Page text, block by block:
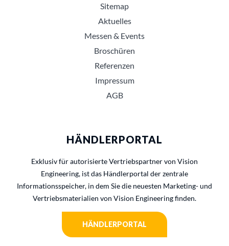
Sitemap
Aktuelles
Messen & Events
Broschüren
Referenzen
Impressum
AGB
HÄNDLERPORTAL
Exklusiv für autorisierte Vertriebspartner von Vision
Engineering, ist das Händlerportal der zentrale
Informationsspeicher, in dem Sie die neuesten Marketing- und
Vertriebsmaterialien von Vision Engineering finden.
HÄNDLERPORTAL